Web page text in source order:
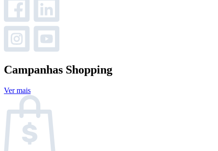
Campanhas Shopping
Ver mais